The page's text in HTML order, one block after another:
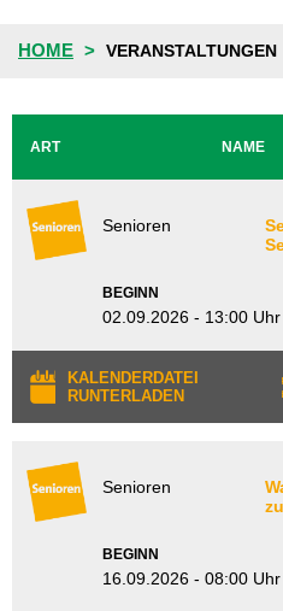
HOME VERANSTALTUNGEN
ART NAME
Senioren
BEGINN
02.09.2026 - 13:00 Uhr
KALENDERDATEI
RUNTERLADEN
Senioren
BEGINN
16.09.2026 - 08:00 Uhr